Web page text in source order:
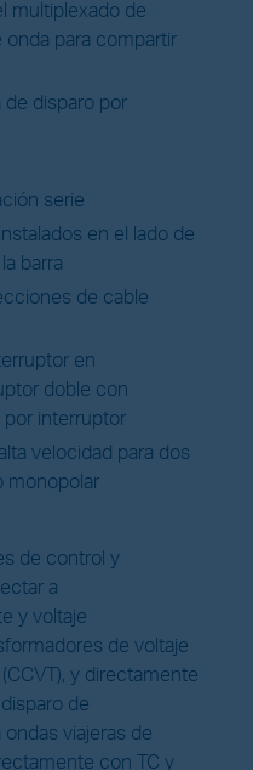
multiplexado de
onda para compartir
de disparo por
serie
en el lado de
barra
de cable
en
doble con
interruptor
velocidad para dos
monopolar
de control y
a
y voltaje
de voltaje
y directamente
de
viajeras de
con TC y